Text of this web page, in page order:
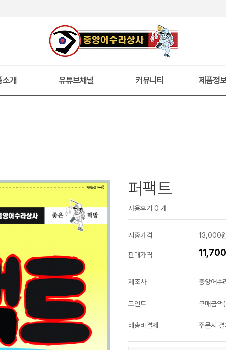
개 유튜브채널 커뮤니티 제품정
퍼팩트
사용후기 0 개
시중가격 13,000
판매가격
제조사 중앙어수
포인트 구매금액
배송비결제 주문시 결